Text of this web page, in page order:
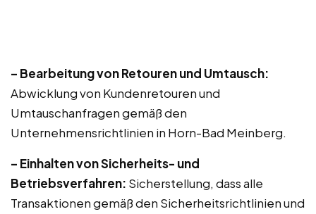
– Bearbeitung von Retouren und Umtausch:
Abwicklung von Kundenretouren und
Umtauschanfragen gemäß den
Unternehmensrichtlinien in Horn-Bad Meinberg.
– Einhalten von Sicherheits- und
Betriebsverfahren: Sicherstellung, dass alle
Transaktionen gemäß den Sicherheitsrichtlinien und